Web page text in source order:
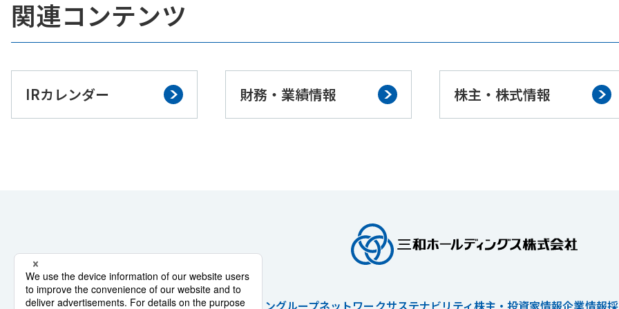
関連コンテンツ
IRカレンダー 財務・業績情報 株主・株式情報
戦略・ビジョングループネットワークサステナビリティ株主・投資家情報企業情報